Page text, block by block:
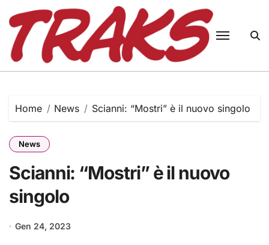
content
Home News Scianni: “Mostri” è il nuovo singolo
News
Scianni: “Mostri” è il nuovo
singolo
Gen 24, 2023